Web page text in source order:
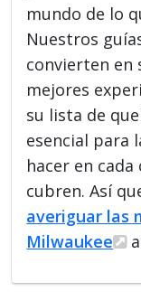
mundo de lo
Nuestros
convierten en
mejores
su lista de
esencial para
hacer en
cubren. Así
averiguar las
Milwaukee